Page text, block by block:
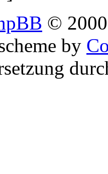
©
by